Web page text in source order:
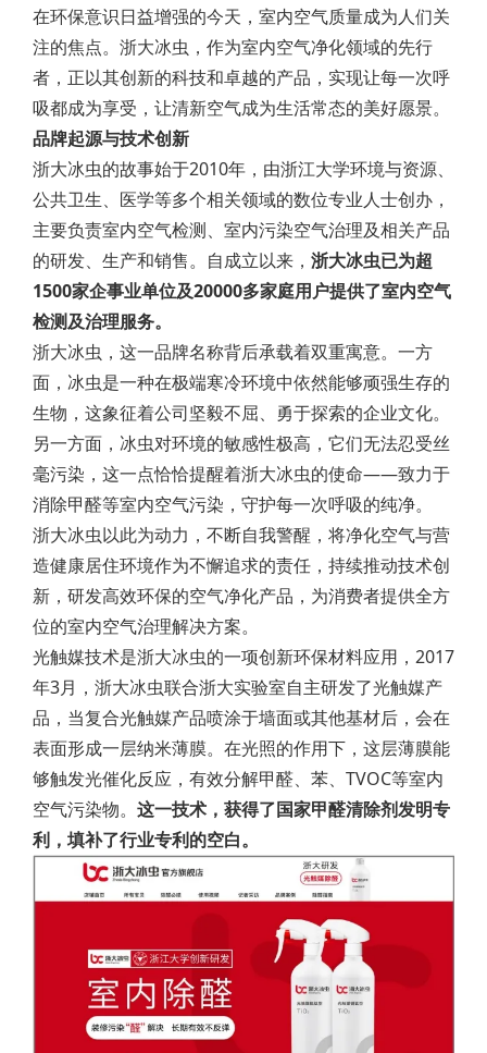
在环保意识日益增强的今天，室内空气质量成为人们关
注的焦点。浙大冰虫，作为室内空气净化领域的先行
者，正以其创新的科技和卓越的产品，实现让每一次呼
吸都成为享受，让清新空气成为生活常态的美好愿景。
品牌起源与技术创新
浙大冰虫的故事始于2010年，由浙江大学环境与资源、
公共卫生、医学等多个相关领域的数位专业人士创办，
主要负责室内空气检测、室内污染空气治理及相关产品
的研发、生产和销售。自成立以来， 浙大冰虫已为超
1500家企事业单位及20000多家庭用户提供了室内空气
检测及治理服务。
浙大冰虫，这一品牌名称背后承载着双重寓意。一方
面，冰虫是一种在极端寒冷环境中依然能够顽强生存的
生物，这象征着公司坚毅不屈、勇于探索的企业文化。
另一方面，冰虫对环境的敏感性极高，它们无法忍受丝
毫污染，这一点恰恰提醒着浙大冰虫的使命——致力于
消除甲醛等室内空气污染，守护每一次呼吸的纯净。
浙大冰虫以此为动力，不断自我警醒，将净化空气与营
造健康居住环境作为不懈追求的责任，持续推动技术创
新，研发高效环保的空气净化产品，为消费者提供全方
位的室内空气治理解决方案。
光触媒技术是浙大冰虫的一项创新环保材料应用，2017
年3月，浙大冰虫联合浙大实验室自主研发了光触媒产
品，当复合光触媒产品喷涂于墙面或其他基材后，会在
表面形成一层纳米薄膜。在光照的作用下，这层薄膜能
够触发光催化反应，有效分解甲醛、苯、TVOC等室内
空气污染物。 这一技术，获得了国家甲醛清除剂发明专
利，填补了行业专利的空白。